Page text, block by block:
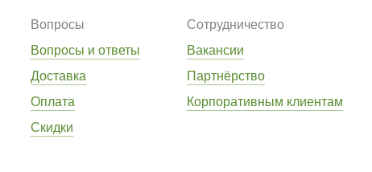
Вопросы
Вопросы и ответы
Доставка
Оплата
Скидки
Сотрудничество
Вакансии
Партнёрство
Корпоративным клиентам